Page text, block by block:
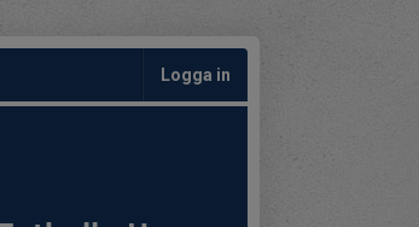
Logga in